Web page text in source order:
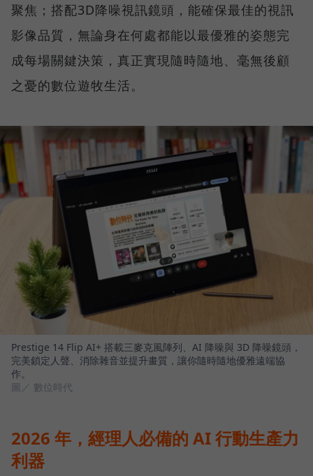
聚焦；搭配3D降噪視訊鏡頭，能確保最佳的視訊
影像品質，無論身在何處都能以最優雅的姿態完
成每場關鍵決策，真正實現隨時隨地、毫無後顧
之憂的數位遊牧生活。
Prestige 14 Flip AI+ 搭載三麥克風陣列、AI 降噪與 3D 降噪鏡頭，
完美鎖定人聲、消除雜音並提升畫質，讓你隨時隨地優雅遠端協
作。
圖／ 數位時代
2026 年，經理人必備的 AI 行動生產力
利器